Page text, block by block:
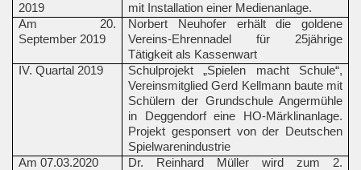
2019
mit Installation einer Medienanlage.
Am 20.
September 2019
Norbert Neuhofer erhält die goldene
Vereins-Ehrennadel für 25jährige
Tätigkeit als Kassenwart
IV. Quartal 2019
Schulprojekt „Spielen macht Schule“,
Vereinsmitglied Gerd Kellmann baute mit
Schülern der Grundschule Angermühle
in Deggendorf eine HO-Märklinanlage.
Projekt gesponsert von der Deutschen
Spielwarenindustrie
Am 07.03.2020
Dr. Reinhard Müller wird zum 2.